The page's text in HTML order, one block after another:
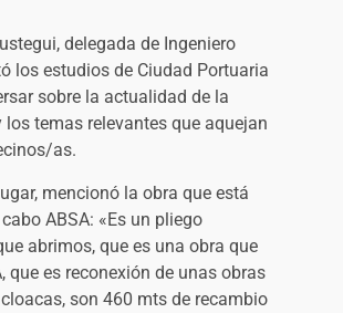
delegada de Ingeniero
los estudios de Ciudad Portuaria
sobre la actualidad de la
los temas relevantes que aquejan
as.
mencionó la obra que está
ABSA: «Es un pliego
abrimos, que es una obra que
que es reconexión de unas obras
son 460 mts de recambio